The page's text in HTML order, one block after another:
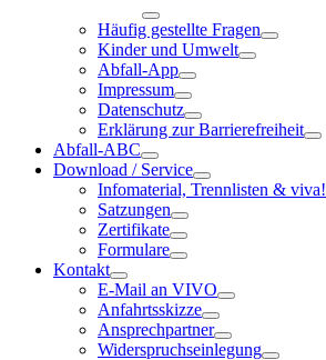
Häufig gestellte Fragen
Kinder und Umwelt
Abfall-App
Impressum
Datenschutz
Erklärung zur Barrierefreiheit
Abfall-ABC
Download / Service
Infomaterial, Trennlisten & viva!
Satzungen
Zertifikate
Formulare
Kontakt
E-Mail an VIVO
Anfahrtsskizze
Ansprechpartner
Widerspruchseinlegung